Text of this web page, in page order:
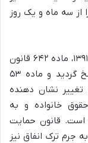
از سه ماه و یک روز
با تصویب قانون حمایت خانواده مصوب سال ۱۳۹۱، ماده ۶۴۲ قانون
مجازات اسلامی (بخش تعزیرات) صراحتاً نسخ گردید و ماده ۵۳
تغییر نشان دهنده
خانواده و به
است. قانون حمایت
جرم ترک انفاق نیز